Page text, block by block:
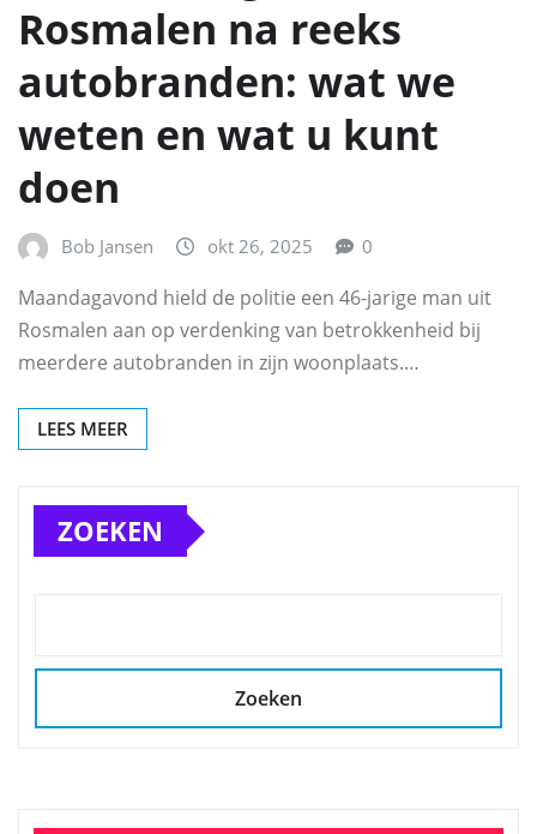
Rosmalen na reeks
autobranden: wat we
weten en wat u kunt
doen
Bob Jansen okt 26, 2025 0
Maandagavond hield de politie een 46-jarige man uit
Rosmalen aan op verdenking van betrokkenheid bij
meerdere autobranden in zijn woonplaats.…
LEES MEER
ZOEKEN
Zoeken